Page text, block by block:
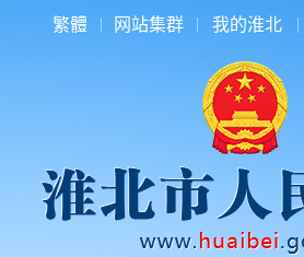
繁體 网站集群 我的淮北